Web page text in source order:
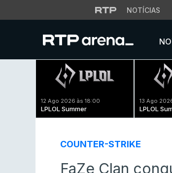
NOTÍCIAS
12 Ago 2026 às 18:00
LPLOL Summer
13 Ago
LPLOL
COUNTER-STRIKE
FaZe Clan